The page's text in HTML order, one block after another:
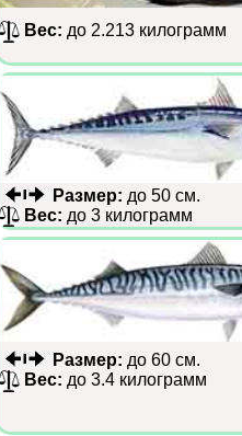
Вес: до 2.213 килограмм
Размер: до 50 см.
Вес: до 3 килограмм
Размер: до 60 см.
Вес: до 3.4 килограмм